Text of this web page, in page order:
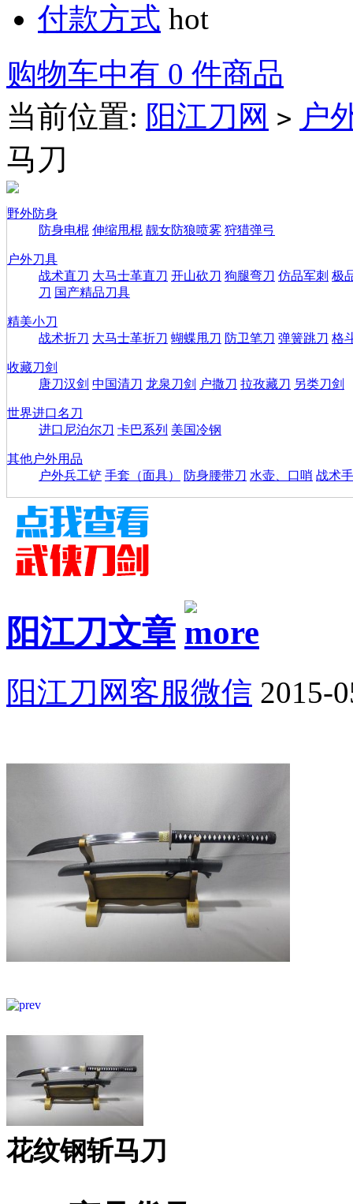
付款方式 hot
购物车中有 0 件商品
当前位置: 阳江刀网 > 户
马刀
野外防身
防身电棍 伸缩甩棍 靓女防狼喷雾 狩猎弹弓
户外刀具
战术直刀 大马士革直刀 开山砍刀 狗腿弯刀 仿品军刺 极
刀 国产精品刀具
精美小刀
战术折刀 大马士革折刀 蝴蝶甩刀 防卫笔刀 弹簧跳刀 格
收藏刀剑
唐刀汉剑 中国清刀 龙泉刀剑 户撒刀 拉孜藏刀 另类刀剑
世界进口名刀
进口尼泊尔刀 卡巴系列 美国冷钢
其他户外用品
户外兵工铲 手套（面具） 防身腰带刀 水壶、口哨 战术
阳江刀文章
阳江刀网客服微信 2015-
花纹钢斩马刀